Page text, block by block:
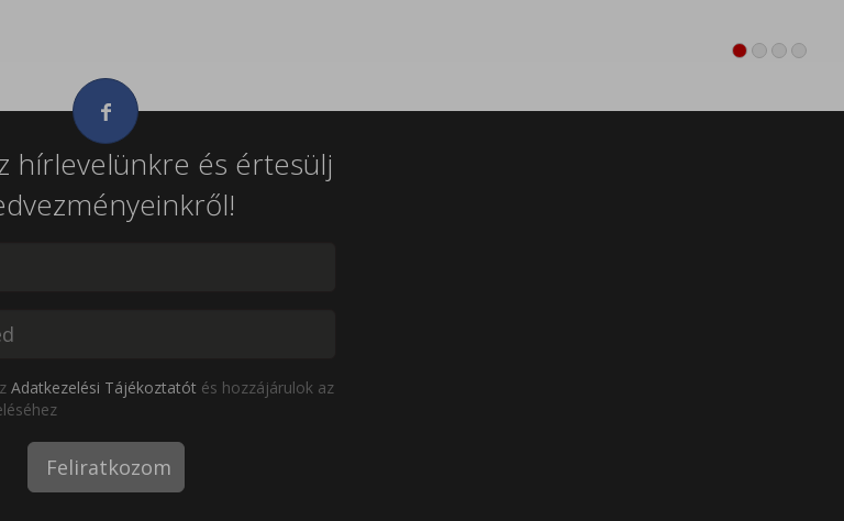
hírlevelünkre és értesülj
Adatkezelési Tájékoztatót és hozzájárulok az
Feliratkozom